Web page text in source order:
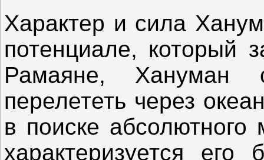
Характер и сила
потенциале, который
Рамаяне, Хануман
перелететь через
в поиске
характеризуется